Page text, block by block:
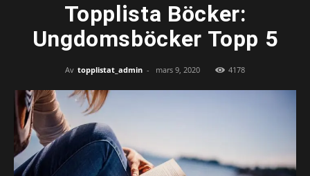
Topplista Böcker:
Ungdomsböcker Topp 5
Av topplistat_admin - mars 9, 2020 4178